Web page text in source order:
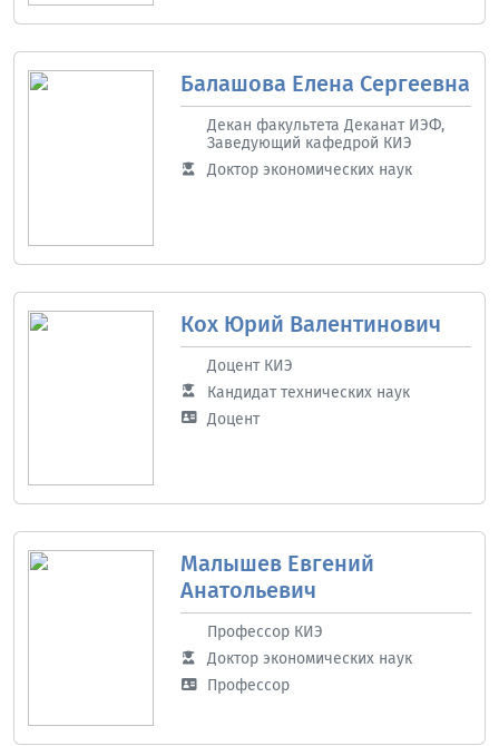
Балашова Елена Сергеевна
Декан факультета Деканат ИЭФ,
Заведующий кафедрой КИЭ
Доктор экономических наук
Кох Юрий Валентинович
Доцент КИЭ
Кандидат технических наук
Доцент
Малышев Евгений
Анатольевич
Профессор КИЭ
Доктор экономических наук
Профессор